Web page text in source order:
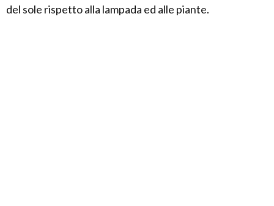
del sole rispetto alla lampada ed alle piante.